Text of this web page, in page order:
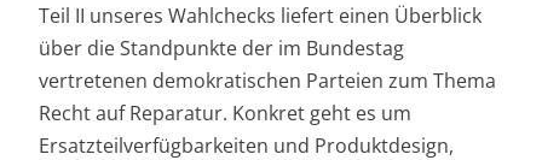
Teil II unseres Wahlchecks liefert einen Überblick
über die Standpunkte der im Bundestag
vertretenen demokratischen Parteien zum Thema
Recht auf Reparatur. Konkret geht es um
Ersatzteilverfügbarkeiten und Produktdesign,